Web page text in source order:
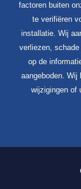
factoren buiten
te verifiëren
installatie. Wij
verliezen,
op de
aangeboden. Wij
wijzigingen of